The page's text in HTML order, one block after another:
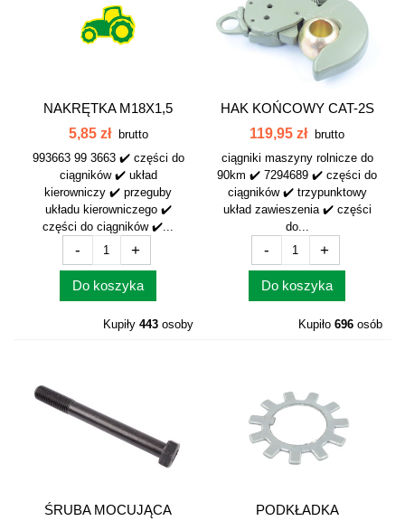
NAKRĘTKA M18X1,5
LEWA WĄSKA 99...
5,85 zł brutto
993663 99 3663 ✔️ części do
ciągników ✔️ układ
kierowniczy ✔️ przeguby
układu kierowniczego ✔️
części do ciągników ✔️...
- +
Do koszyka
Kupiły 443 osoby
HAK KOŃCOWY CAT-2S
TYP LEKKI...
119,95 zł brutto
ciągniki maszyny rolnicze do
90km ✔️ 7294689 ✔️ części do
ciągników ✔️ trzypunktowy
układ zawieszenia ✔️ części
do...
- +
Do koszyka
Kupiło 696 osób
ŚRUBA MOCUJĄCA
PODKŁADKA